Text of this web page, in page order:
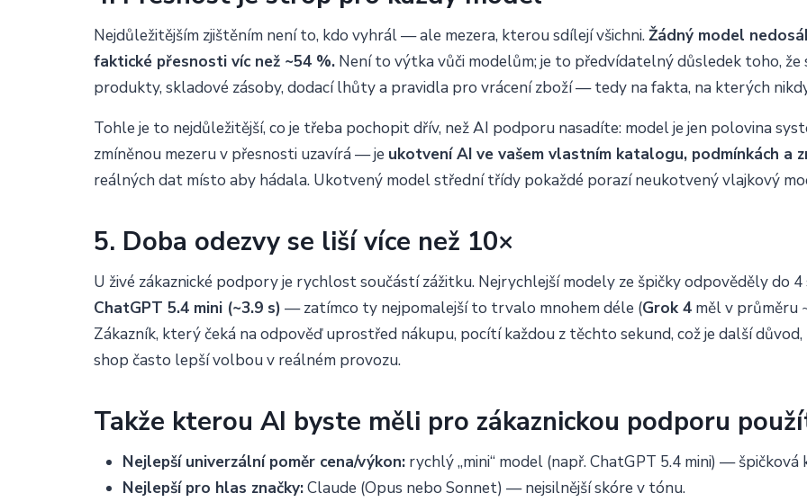
Nejdůležitějším zjištěním není to, kdo vyhrál — ale mezera, kterou sdílejí všichni.Žádný model
faktické přesnosti víc než ~54 %. Není to výtka vůči modelům; je to předvídatelný důsledek toho,
produkty, skladové zásoby, dodací lhůty a pravidla pro vrácení zboží — tedy na fakta, na kterých
Tohle je to nejdůležitější, co je třeba pochopit dřív, než AI podporu nasadíte: model je jen polovina
zmíněnou mezeru v přesnosti uzavírá — je ukotvení AI ve vašem vlastním katalogu, podmínkách a
reálných dat místo aby hádala. Ukotvený model střední třídy pokaždé porazí neukotvený vlajkový
5. Doba odezvy se liší více než 10×
U živé zákaznické podpory je rychlost součástí zážitku. Nejrychlejší modely ze špičky odpověděly do
ChatGPT 5.4 mini (~3.9 s) — zatímco ty nejpomalejší to trvalo mnohem déle (Grok 4 měl v průměru
Zákazník, který čeká na odpověď uprostřed nákupu, pocítí každou z těchto sekund, což je další
shop často lepší volbou v reálném provozu.
Takže kterou AI byste měli pro zákaznickou podporu
Nejlepší univerzální poměr cena/výkon: rychlý „mini“ model (např. ChatGPT 5.4 mini) —
Nejlepší pro hlas značky:Claude (Opus nebo Sonnet) — nejsilnější skóre v tónu.